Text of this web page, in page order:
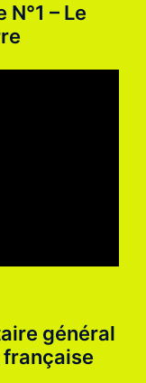
– Le
général
française